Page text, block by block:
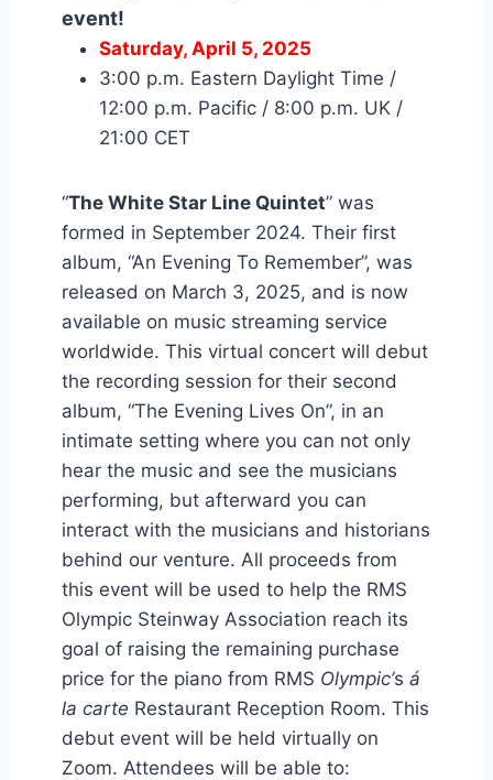
event!
Saturday, April 5, 2025
3:00 p.m. Eastern Daylight Time /
12:00 p.m. Pacific / 8:00 p.m. UK /
21:00 CET
“The White Star Line Quintet” was
formed in September 2024. Their first
album, “An Evening To Remember”, was
released on March 3, 2025, and is now
available on music streaming service
worldwide. This virtual concert will debut
the recording session for their second
album, “The Evening Lives On”, in an
intimate setting where you can not only
hear the music and see the musicians
performing, but afterward you can
interact with the musicians and historians
behind our venture. All proceeds from
this event will be used to help the RMS
Olympic Steinway Association reach its
goal of raising the remaining purchase
price for the piano from RMS Olympic’s á
la carte Restaurant Reception Room. This
debut event will be held virtually on
Zoom. Attendees will be able to: